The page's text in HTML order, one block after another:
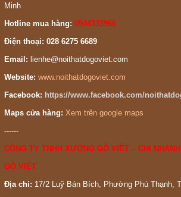
Minh
Hotline mua hàng: 0944333966
Điện thoại: 028 6275 6689
Email: lienhe@noithatdogoviet.com
Website: www.noithatdogoviet.com
Facebook: https://www.facebook.com/
Maps cửa hàng: Xem trên google maps
------
CÔNG TY TNHH XƯỞNG GỖ VIỆT – CHI
GỖ VIỆT
Địa chỉ: 17/2 Luỹ Bán Bích, Phường Phú Thạnh,